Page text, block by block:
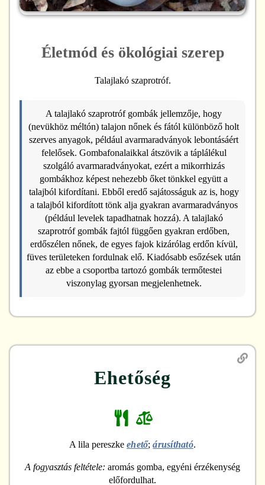
Életmód és ökológiai szerep
Talajlakó szaprotróf.
A talajlakó szaprotróf gombák jellemzője, hogy
(nevükhöz méltón) talajon nőnek és fától különböző holt
szerves anyagok, például avarmaradványok lebontásáért
felelősek. Gombafonalaikkal átszövik a táplálékul
szolgáló avarmaradványokat, ezért a mikorrhizás
gombákhoz képest nehezebb őket tönkkel együtt a
talajból kifordítani. Ebből eredő sajátosságuk az is, hogy
a talajból kifordított tönk alja gyakran avarmaradványos
(például levelek tapadhatnak hozzá). A talajlakó
szaprotróf gombák fajtól függően gyakran erdőben,
erdőszélen nőnek, de egyes fajok kizárólag erdőn kívül,
füves területeken fordulnak elő. Kiadósabb esőzések után
az ebbe a csoportba tartozó gombák termőtestei
viszonylag gyorsan megjelenhetnek.
Ehetőség
A lila pereszkeehető;árusítható.
A fogyasztás feltétele: aromás gomba, egyéni érzékenység
előfordulhat.